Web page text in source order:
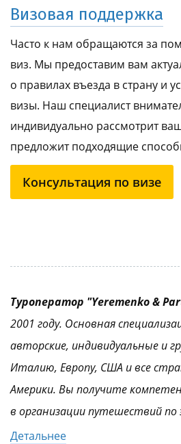
Визовая поддержка
Часто к нам обращаются за
виз. Мы предоставим вам
о правилах въезда в страну и
визы. Наш специалист
индивидуально рассмотрит
предложит подходящие
Консультация по визе
Туроператор "Yeremenko &
2001 году. Основная
авторские, индивидуальные и
Италию, Европу, США и все
Америки. Вы получите
в организации путешествий
Детальнее